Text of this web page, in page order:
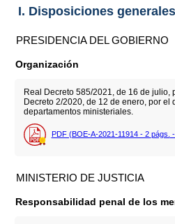
I. Disposiciones generales
PRESIDENCIA DEL GOBIERNO
Organización
Real Decreto 585/2021, de 16 de julio,
Decreto 2/2020, de 12 de enero, por el
departamentos ministeriales.
PDF (BOE-A-2021-11914 - 2 págs.
MINISTERIO DE JUSTICIA
Responsabilidad penal de los